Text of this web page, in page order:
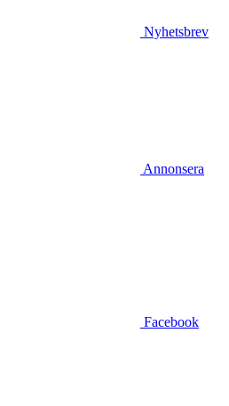
Nyhetsbrev
Annonsera
Facebook